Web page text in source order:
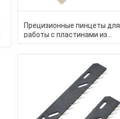
Прецизионные пинцеты для
работы с пластинами из
PEEK, изготовленные
методом лить